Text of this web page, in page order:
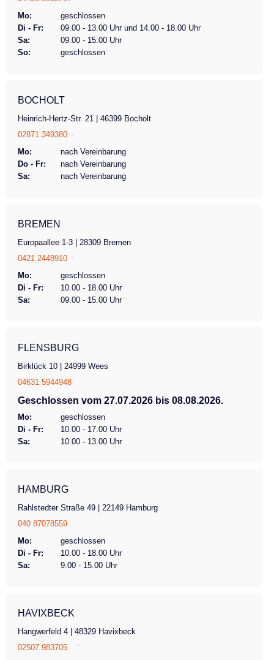
Mo:
geschlossen
Di - Fr:
09.00 - 13.00 Uhr und 14.00 - 18.00 Uhr
Sa:
09.00 - 15.00 Uhr
So:
geschlossen
BOCHOLT
Heinrich-Hertz-Str. 21 | 46399 Bocholt
02871 349380
Mo:
nach Vereinbarung
Do - Fr:
nach Vereinbarung
Sa:
nach Vereinbarung
BREMEN
Europaallee 1-3 | 28309 Bremen
0421 2448910
Mo:
geschlossen
Di - Fr:
10.00 - 18.00 Uhr
Sa:
09.00 - 15.00 Uhr
FLENSBURG
Birklück 10 | 24999 Wees
04631 5944948
Geschlossen vom 27.07.2026 bis 08.08.2026.
Mo:
geschlossen
Di - Fr:
10.00 - 17.00 Uhr
Sa:
10.00 - 13.00 Uhr
HAMBURG
Rahlstedter Straße 49 | 22149 Hamburg
040 87078559
Mo:
geschlossen
Di - Fr:
10.00 - 18.00 Uhr
Sa:
9.00 - 15.00 Uhr
HAVIXBECK
Hangwerfeld 4 | 48329 Havixbeck
02507 983705